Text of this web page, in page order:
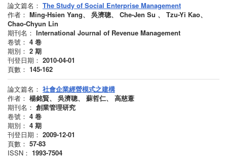
論文篇名： The Study of Social Enterprise Management
作者： Ming-Hsien Yang、 吳濟聰、 Che-Jen Su 、 Tzu-Yi Kao、
Chao-Chyun Lin
期刊名： International Journal of Revenue Management
卷號： 4 卷
期別： 2 期
刊登日期： 2010-04-01
頁數： 145-162
論文篇名： 社會企業經營模式之建構
作者： 楊銘賢、 吳濟聰、 蘇哲仁、 高慈薏
期刊名： 創業管理研究
卷號： 4 卷
期別： 4 期
刊登日期： 2009-12-01
頁數： 57-83
ISSN： 1993-7504